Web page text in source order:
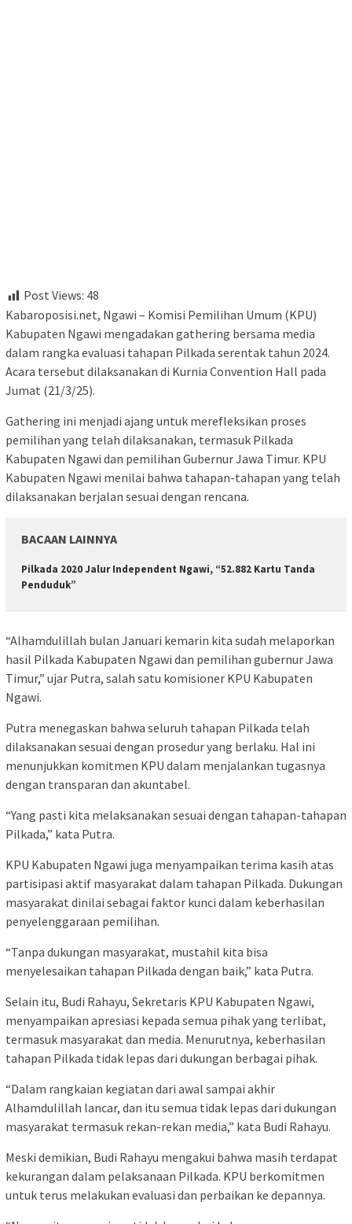
Post Views: 48
Kabaroposisi.net, Ngawi – Komisi Pemilihan Umum (KPU)
Kabupaten Ngawi mengadakan gathering bersama media
dalam rangka evaluasi tahapan Pilkada serentak tahun 2024.
Acara tersebut dilaksanakan di Kurnia Convention Hall pada
Jumat (21/3/25).
Gathering ini menjadi ajang untuk merefleksikan proses
pemilihan yang telah dilaksanakan, termasuk Pilkada
Kabupaten Ngawi dan pemilihan Gubernur Jawa Timur. KPU
Kabupaten Ngawi menilai bahwa tahapan-tahapan yang telah
dilaksanakan berjalan sesuai dengan rencana.
BACAAN LAINNYA
Pilkada 2020 Jalur Independent Ngawi, “52.882 Kartu Tanda
Penduduk”
“Alhamdulillah bulan Januari kemarin kita sudah melaporkan
hasil Pilkada Kabupaten Ngawi dan pemilihan gubernur Jawa
Timur,” ujar Putra, salah satu komisioner KPU Kabupaten
Ngawi.
Putra menegaskan bahwa seluruh tahapan Pilkada telah
dilaksanakan sesuai dengan prosedur yang berlaku. Hal ini
menunjukkan komitmen KPU dalam menjalankan tugasnya
dengan transparan dan akuntabel.
“Yang pasti kita melaksanakan sesuai dengan tahapan-tahapan
Pilkada,” kata Putra.
KPU Kabupaten Ngawi juga menyampaikan terima kasih atas
partisipasi aktif masyarakat dalam tahapan Pilkada. Dukungan
masyarakat dinilai sebagai faktor kunci dalam keberhasilan
penyelenggaraan pemilihan.
“Tanpa dukungan masyarakat, mustahil kita bisa
menyelesaikan tahapan Pilkada dengan baik,” kata Putra.
Selain itu, Budi Rahayu, Sekretaris KPU Kabupaten Ngawi,
menyampaikan apresiasi kepada semua pihak yang terlibat,
termasuk masyarakat dan media. Menurutnya, keberhasilan
tahapan Pilkada tidak lepas dari dukungan berbagai pihak.
“Dalam rangkaian kegiatan dari awal sampai akhir
Alhamdulillah lancar, dan itu semua tidak lepas dari dukungan
masyarakat termasuk rekan-rekan media,” kata Budi Rahayu.
Meski demikian, Budi Rahayu mengakui bahwa masih terdapat
kekurangan dalam pelaksanaan Pilkada. KPU berkomitmen
untuk terus melakukan evaluasi dan perbaikan ke depannya.